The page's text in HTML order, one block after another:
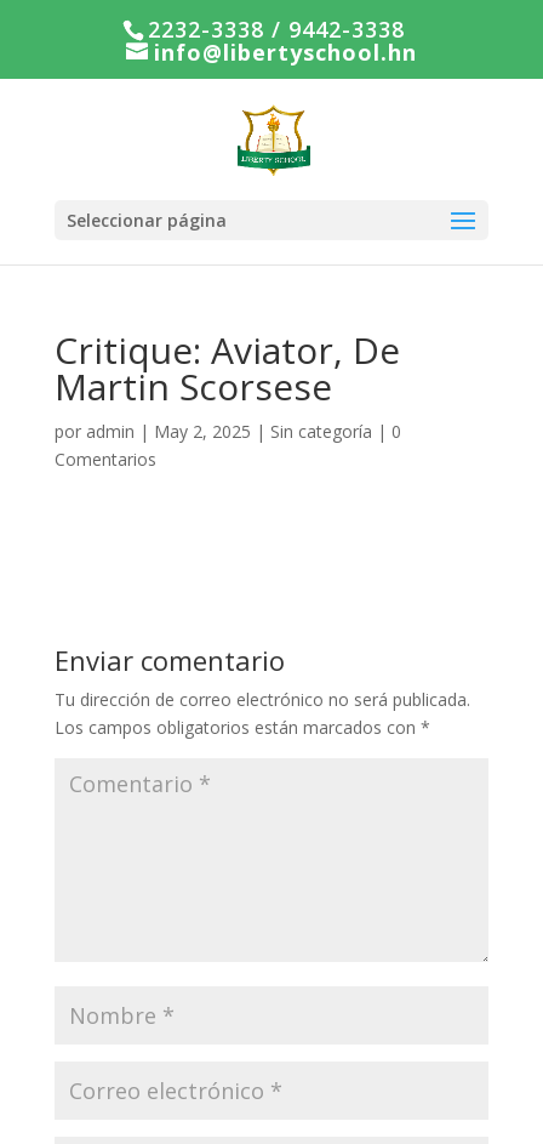
2232-3338 / 9442-3338
info@libertyschool.hn
Seleccionar página
Critique: Aviator, De
Martin Scorsese
por admin | May 2, 2025 | Sin categoría | 0
Comentarios
Enviar comentario
Tu dirección de correo electrónico no será publicada.
Los campos obligatorios están marcados con *